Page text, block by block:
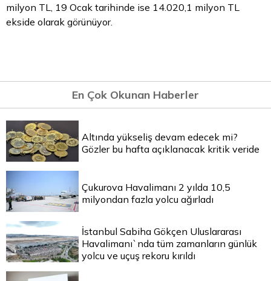
milyon TL, 19 Ocak tarihinde ise 14.020,1 milyon TL
ekside olarak görünüyor.
En Çok Okunan Haberler
Altında yükseliş devam edecek mi?
Gözler bu hafta açıklanacak kritik veride
Çukurova Havalimanı 2 yılda 10,5
milyondan fazla yolcu ağırladı
İstanbul Sabiha Gökçen Uluslararası
Havalimanı`nda tüm zamanların günlük
yolcu ve uçuş rekoru kırıldı